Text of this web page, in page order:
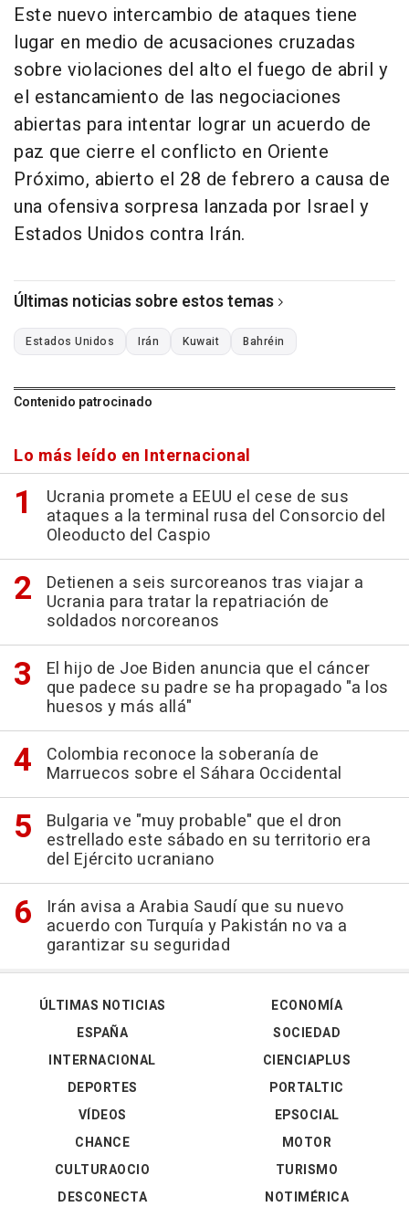
Este nuevo intercambio de ataques tiene
lugar en medio de acusaciones cruzadas
sobre violaciones del alto el fuego de abril y
el estancamiento de las negociaciones
abiertas para intentar lograr un acuerdo de
paz que cierre el conflicto en Oriente
Próximo, abierto el 28 de febrero a causa de
una ofensiva sorpresa lanzada por Israel y
Estados Unidos contra Irán.
Últimas noticias sobre estos temas
Estados Unidos Irán Kuwait Bahréin
Contenido patrocinado
Lo más leído en Internacional
Ucrania promete a EEUU el cese de sus
ataques a la terminal rusa del Consorcio del
Oleoducto del Caspio
Detienen a seis surcoreanos tras viajar a
Ucrania para tratar la repatriación de
soldados norcoreanos
El hijo de Joe Biden anuncia que el cáncer
que padece su padre se ha propagado "a los
huesos y más allá"
Colombia reconoce la soberanía de
Marruecos sobre el Sáhara Occidental
Bulgaria ve "muy probable" que el dron
estrellado este sábado en su territorio era
del Ejército ucraniano
Irán avisa a Arabia Saudí que su nuevo
acuerdo con Turquía y Pakistán no va a
garantizar su seguridad
ÚLTIMAS NOTICIAS
ESPAÑA
INTERNACIONAL
DEPORTES
VÍDEOS
ECONOMÍA
SOCIEDAD
CIENCIAPLUS
PORTALTIC
EPSOCIAL
CHANCE
CULTURAOCIO
DESCONECTA
MOTOR
TURISMO
NOTIMÉRICA